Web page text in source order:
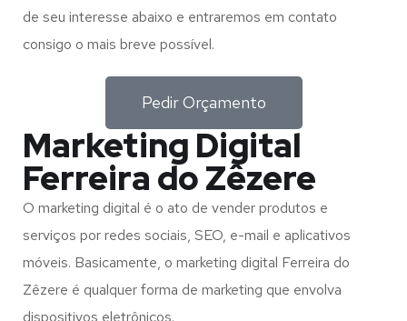
de seu interesse abaixo e entraremos em contato
consigo o mais breve possível.
Pedir Orçamento
Marketing Digital
Ferreira do Zêzere
O marketing digital é o ato de vender produtos e
serviços por redes sociais, SEO, e-mail e aplicativos
móveis. Basicamente, o marketing digital Ferreira do
Zêzere é qualquer forma de marketing que envolva
dispositivos eletrônicos.